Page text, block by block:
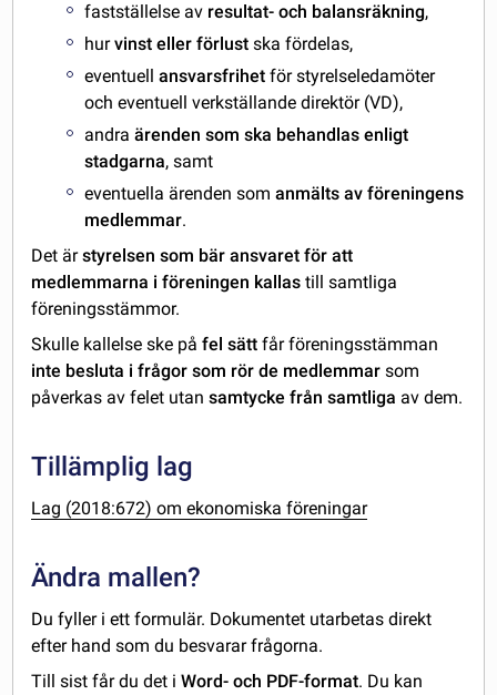
fastställelse av resultat- och balansräkning,
hurvinst eller förlust ska fördelas,
eventuellansvarsfrihet för styrelseledamöter
och eventuell verkställande direktör (VD),
andraärenden som ska behandlas enligt
stadgarna, samt
eventuella ärenden somanmälts av föreningens
medlemmar.
Det ärstyrelsen som bär ansvaret för att
medlemmarna i föreningen kallastill samtliga
föreningsstämmor.
Skulle kallelse ske påfel sättfår föreningsstämman
inte besluta i frågor som rör de medlemmar som
påverkas av felet utansamtycke från samtliga av dem.
Tillämplig lag
Lag (2018:672) om ekonomiska föreningar
Ändra mallen?
Du fyller i ett formulär. Dokumentet utarbetas direkt
efter hand som du besvarar frågorna.
Till sist får du det iWord- och PDF-format. Du kan